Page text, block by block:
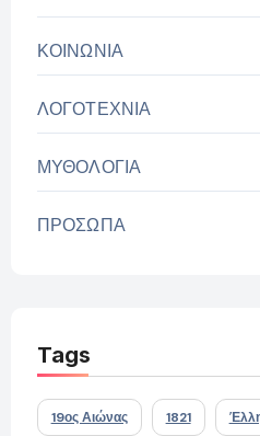
ΚΟΙΝΩΝΙΑ
ΛΟΓΟΤΕΧΝΙΑ
ΜΥΘΟΛΟΓΙΑ
ΠΡΟΣΩΠΑ
Tags
19ος Αιώνας 1821